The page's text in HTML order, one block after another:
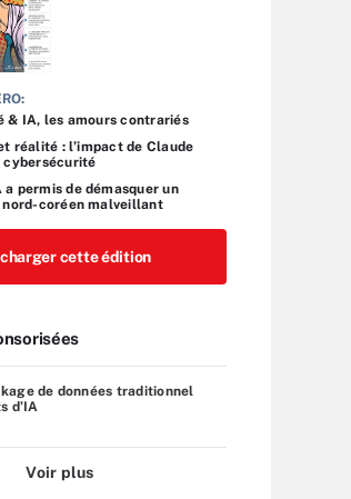
& IA, les amours contrariés
réalité : l’impact de Claude
cybersécurité
a permis de démasquer un
coréen malveillant
cette édition
de données traditionnel
d’IA
Voir plus